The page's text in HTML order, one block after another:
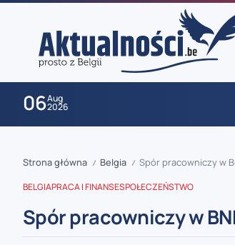
06Aug
2026
Strona główna / Belgia / Spór pracowniczy w
BELGIAPRACA I FINANSESPOŁECZEŃSTWO
Spór pracowniczy w